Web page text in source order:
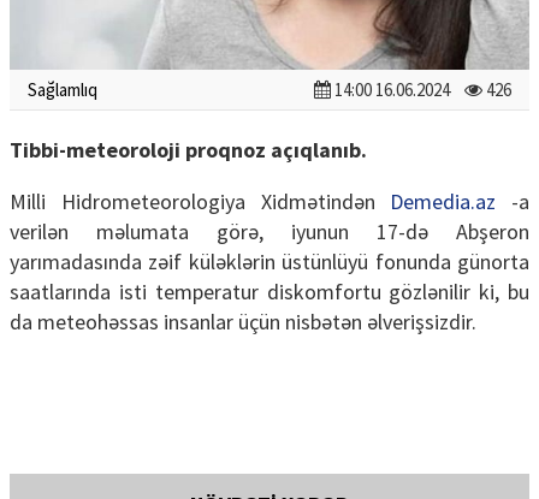
Sağlamlıq 14:00 16.06.2024 426
Tibbi-meteoroloji proqnoz açıqlanıb.
Milli Hidrometeorologiya Xidmətindən Demedia.az -a
verilən məlumata görə, iyunun 17-də Abşeron
yarımadasında zəif küləklərin üstünlüyü fonunda günorta
saatlarında isti temperatur diskomfortu gözlənilir ki, bu
da meteohəssas insanlar üçün nisbətən əlverişsizdir.